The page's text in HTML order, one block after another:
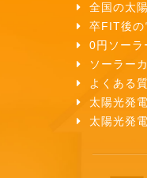
全国の太
卒FIT後の
0円ソーラ
ソーラー
よくある
太陽光発
太陽光発